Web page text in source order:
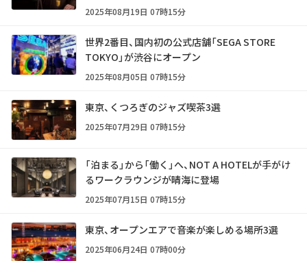
2025年08月19日 07時15分
世界2番目、国内初の公式店舗「SEGA STORE
TOKYO」が渋谷にオープン
2025年08月05日 07時15分
東京、くつろぎのジャズ喫茶3選
2025年07月29日 07時15分
「泊まる」から「働く」へ、NOT A HOTELが手がけ
るワークラウンジが晴海に登場
2025年07月15日 07時15分
東京、オープンエアで音楽が楽しめる場所3選
2025年06月24日 07時00分